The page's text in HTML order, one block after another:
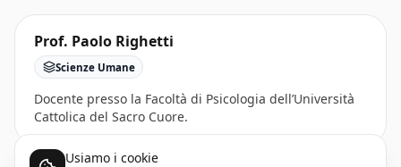
Prof. Paolo Righetti
Scienze Umane
Docente presso la Facoltà di Psicologia dell’Università
Cattolica del Sacro Cuore.
Usiamo i cookie